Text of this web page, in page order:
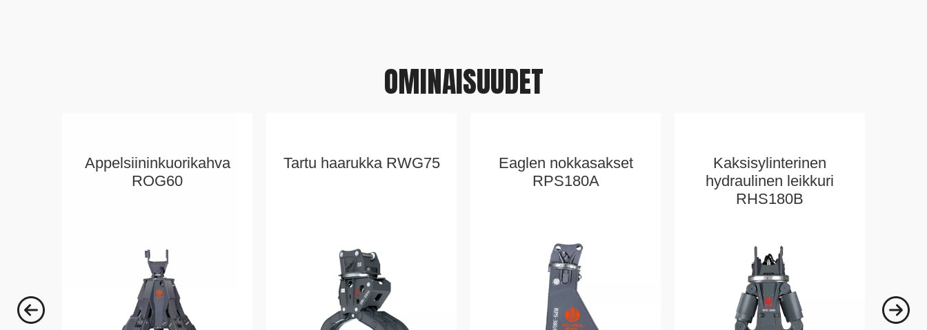
OMINAISUUDET
Appelsiininkuorikahva
ROG60
Tartu haarukka RWG75
Eaglen nokkasakset
RPS180A
Kaksisylinterinen
hydraulinen leikkuri
RHS180B